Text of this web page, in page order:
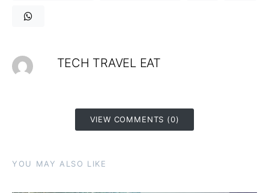
TECH TRAVEL EAT
VIEW COMMENTS (0)
YOU MAY ALSO LIKE